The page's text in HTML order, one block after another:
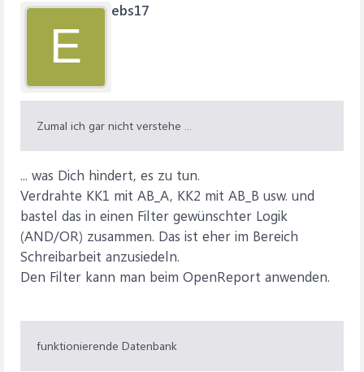
E
ebs17
Zumal ich gar nicht verstehe ...
... was Dich hindert, es zu tun.
Verdrahte KK1 mit AB_A, KK2 mit AB_B usw. und
bastel das in einen Filter gewünschter Logik
(AND/OR) zusammen. Das ist eher im Bereich
Schreibarbeit anzusiedeln.
Den Filter kann man beim OpenReport anwenden.
funktionierende Datenbank